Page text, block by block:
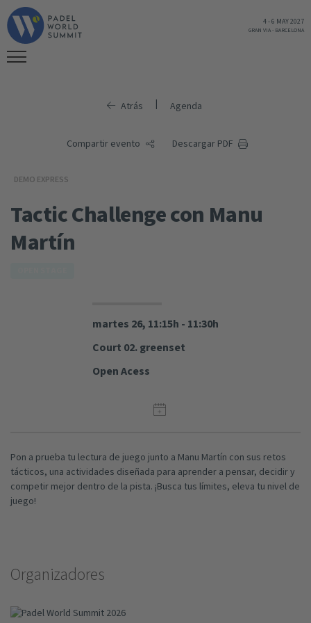
4-6 MAY 2027
GRAN VIA- BARCELONA
Atrás | Agenda
Compartir evento Descargar PDF
DEMO EXPRESS
Tactic Challenge con Manu
Martín
martes 26, 11:15h - 11:30h
Court 02. greenset
Open Acess
Pon a prueba tu lectura de juego junto a Manu Martín con sus retos
tácticos, una actividades diseñada para aprender a pensar, decidir y
competir mejor dentro de la pista. ¡Busca tus límites, eleva tu nivel de
juego!
Organizadores